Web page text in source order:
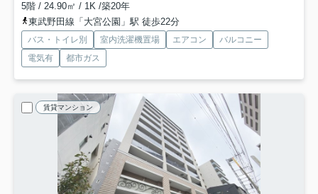
5階 / 24.90㎡ / 1K /築20年
東武野田線「大宮公園」駅 徒歩22分
バス・トイレ別 室内洗濯機置場 エアコン
バルコニー
電気有
都市ガス
賃貸マンション